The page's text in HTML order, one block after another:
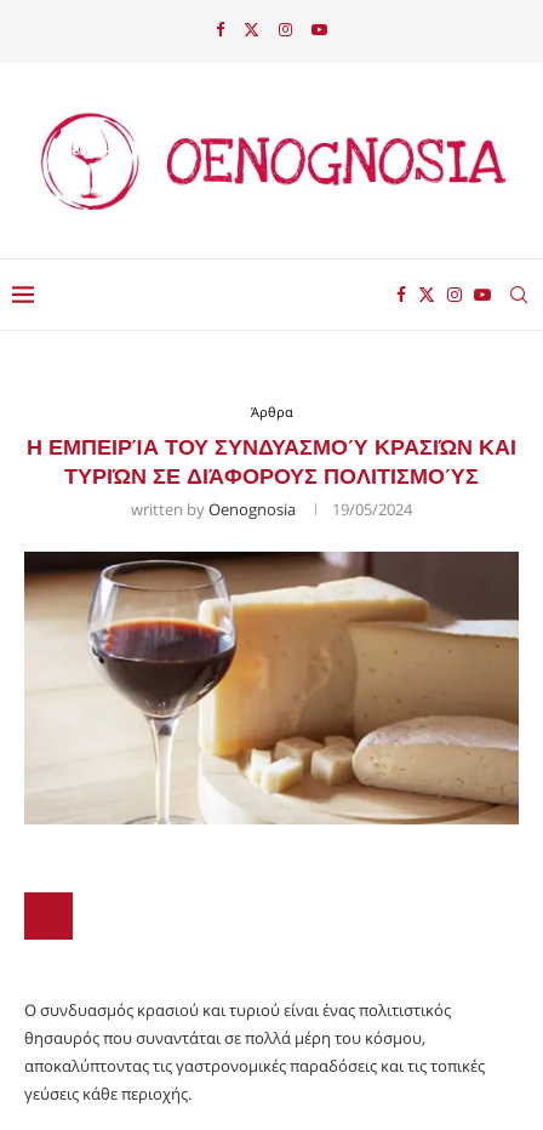
Άρθρα
Η ΕΜΠΕΙΡΊΑ ΤΟΥ ΣΥΝΔΥΑΣΜΟΎ ΚΡΑΣΙΏΝ ΚΑΙ
ΤΥΡΙΏΝ ΣΕ ΔΙΆΦΟΡΟΥΣ ΠΟΛΙΤΙΣΜΟΎΣ
written byOenognosia 19/05/2024
Ο συνδυασμός κρασιού και τυριού είναι ένας πολιτιστικός
θησαυρός που συναντάται σε πολλά μέρη του κόσμου,
αποκαλύπτοντας τις γαστρονομικές παραδόσεις και τις τοπικές
γεύσεις κάθε περιοχής.